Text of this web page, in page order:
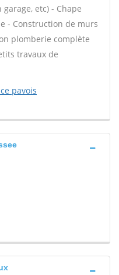
etc) - Chape
- Construction de murs
plomberie complète
travaux de
pavois